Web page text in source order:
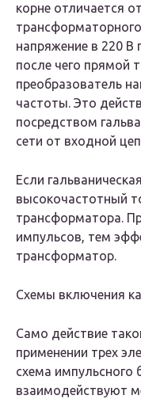
корне отличается
напряжение в 220
после чего прямой
преобразователь
частоты. Это
посредством
сети от входной
Если
высокочастотный
трансформатора.
импульсов, тем
трансформатор.
Схемы включения
Само действие
применении трех
схема импульсного
взаимодействуют